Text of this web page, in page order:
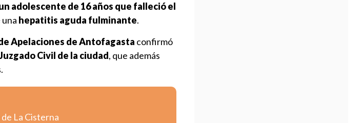
adolescente de 16 años que falleció el
hepatitis aguda fulminante.
Apelaciones de Antofagasta confirmó
Civil de la ciudad, que además
La Cisterna